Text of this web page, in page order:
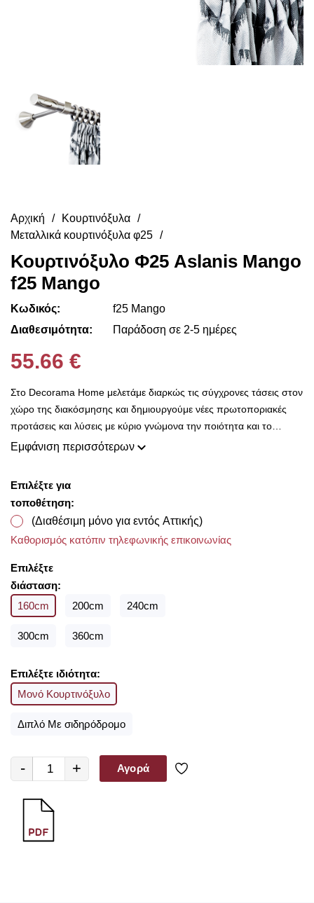
Αρχική
Κουρτινόξυλα
Μεταλλικά κουρτινόξυλα φ25
Κουρτινόξυλο Φ25 Aslanis Mango
f25 Mango
Κωδικός:
f25 Mango
Διαθεσιμότητα:
Παράδοση σε 2-5 ημέρες
55.66 €
Στο Decorama Home μελετάμε διαρκώς τις σύγχρονες τάσεις στον
χώρο της διακόσμησης και δημιουργούμε νέες πρωτοποριακές
προτάσεις και λύσεις με κύριο γνώμονα την ποιότητα και το
ασύγκριτο design, προκειμένου να είμαστε πάντοτε σε θέση να
ιδέες διακόσμησης, που ικανοποιούν ακόμη και τους πιο
απαιτητικούς! Στο Decorama Home έχουμε ως στόχο να
χαρίσουμε χρώμα και ασύγκριτο στυλ στο προσωπικό σας χώρο
και να τον αναδείξουμε με τον πιο όμορφο τρόπο!
Με την ολοκλήρωση της παραγγελίας σας παρέχουμε
δωρεάν μέτρηση υφασμάτων για να επιλέξετε μέσα από τις
υπέροχες συλλογές που διαθέτουμε από οίκους του
εξωτερικού σε προσιτές τιμές!!
Εμφάνιση περισσότερων
Επιλέξτε για
τοποθέτηση:
(Διαθέσιμη μόνο για εντός Αττικής)
Καθορισμός κατόπιν τηλεφωνικής επικοινωνίας
Επιλέξτε
διάσταση:
160cm
200cm 240cm
300cm 360cm
Επιλέξτε ιδιότητα:
Μονό Κουρτινόξυλο
Διπλό Με σιδηρόδρομο
- + Αγορά